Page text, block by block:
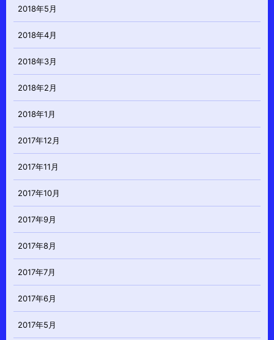
2018年5月
2018年4月
2018年3月
2018年2月
2018年1月
2017年12月
2017年11月
2017年10月
2017年9月
2017年8月
2017年7月
2017年6月
2017年5月